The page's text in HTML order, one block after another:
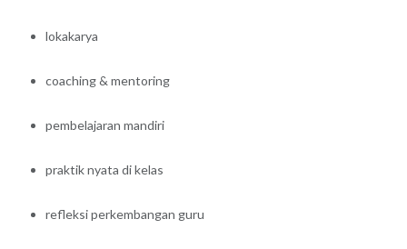
lokakarya
coaching & mentoring
pembelajaran mandiri
praktik nyata di kelas
refleksi perkembangan guru